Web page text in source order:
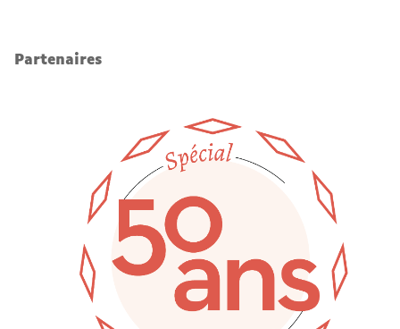
Partenaires